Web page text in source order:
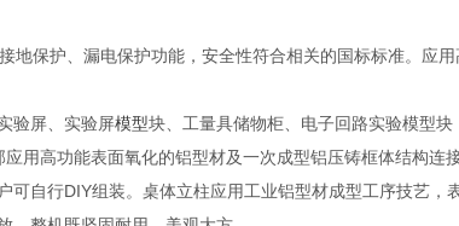
地保护、漏电保护功能，安全性符合相关的国标标准。应
验屏、实验屏模型块、工量具储物柜、电子回路实验模型块
用高功能表面氧化的铝型材及一次成型铝压铸框体结构
可自行DIY组装。桌体立柱应用工业铝型材成型工序技艺